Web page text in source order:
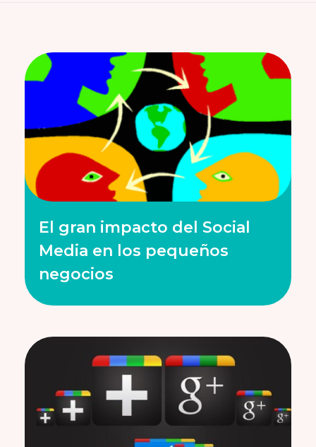
El gran impacto del Social
Media en los pequeños
negocios